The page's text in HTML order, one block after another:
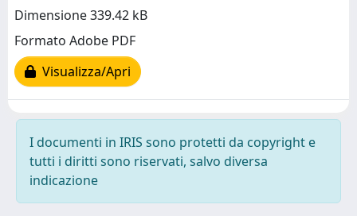
Dimensione 339.42 kB
Formato Adobe PDF
Visualizza/Apri
I documenti in IRIS sono protetti da copyright e
tutti i diritti sono riservati, salvo diversa
indicazione